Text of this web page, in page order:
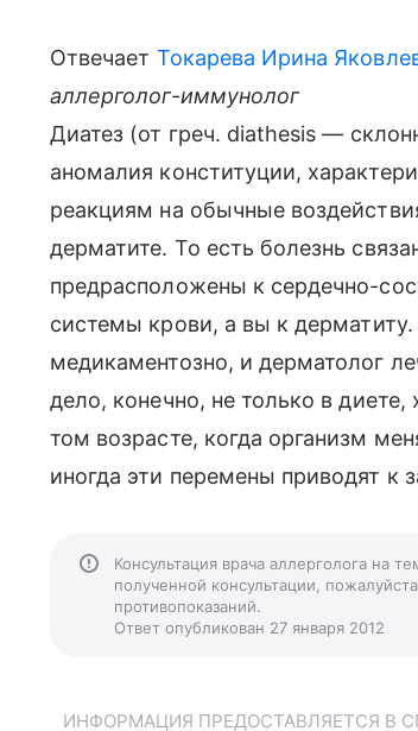
Отвечает Токарева Ирина
аллерголог-иммунолог
Диатез (от греч. diathesis —
аномалия конституции,
реакциям на обычные
дерматите. То есть болезнь
предрасположены к сердечно-
системы крови, а вы к
медикаментозно, и дерматолог
дело, конечно, не только в
том возрасте, когда организм
иногда эти перемены приводят к
Консультация врача аллерголога на
полученной консультации,
противопоказаний.
Ответ опубликован 27 января 2012
ИНФОРМАЦИЯ ПРЕДОСТАВЛЯЕТСЯ В